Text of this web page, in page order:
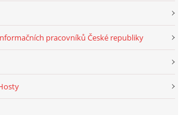
pracovníků České republiky